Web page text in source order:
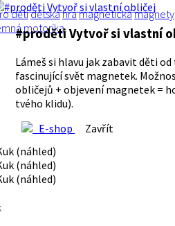
dětidětskáhramagnetickámagnety
motorika
#proděti Vytvoř si vlastní
Lámeš si hlavu jak zabavit děti
fascinující svět magnetek.
obličejů + objevení magnetek =
tvého klidu).
E-shop
Zavřít